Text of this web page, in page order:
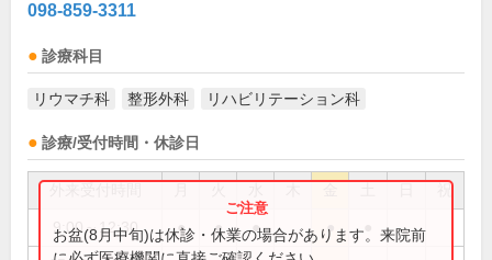
098-859-3311
診療科目
リウマチ科 整形外科 リハビリテーション科
診療/受付時間・休診日
祝
9:00～12:30 ● ● ● ●
お盆(8月中旬)は休診・休業の場合があります。来院前